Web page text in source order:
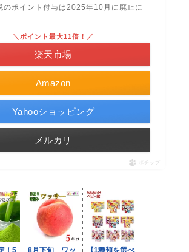
のポイント付与は2025年10月に廃止に
Amazon
＼ポイント最大11倍！／
楽天市場
Yahooショッピング
メルカリ
ポチップ